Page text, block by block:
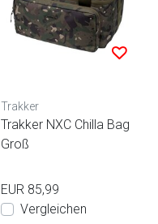
Trakker
Trakker NXC Chilla Bag
Groß
EUR 85,99
Vergleichen